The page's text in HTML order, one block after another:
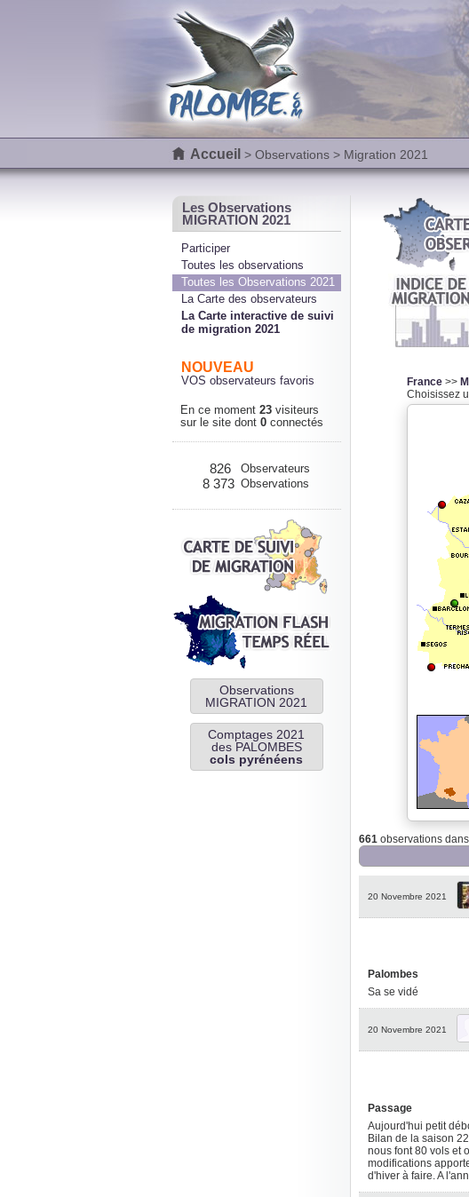
Accueil > Observations> Migration 2021
Les Observations
MIGRATION 2021
Participer
Toutes les observations
Toutes les Observations 2021
La Carte des observateurs
La Carte interactive de suivi
de migration 2021
NOUVEAU
VOS observateurs favoris
En ce moment 23visiteurs
sur le site dont 0connectés
826 Observateurs
8 373 Observations
Observations
MIGRATION 2021
Comptages 2021
des PALOMBES
cols pyrénéens
France >>
Choisissez
661observations
20 Novembre 2021
Palombes
Sa se vidé
20 Novembre 2021
Passage
Aujourd'hui petit
Bilan de la saison
nous font 80 vols et
modifications
d'hiver à faire. A